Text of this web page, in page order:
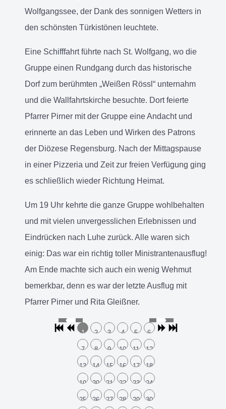
Wolfgangssee, der Dank des sonnigen Wetters in
den schönsten Türkistönen leuchtete.
Eine Schifffahrt führte nach St. Wolfgang, wo die
Gruppe einen Rundgang durch das historische
Dorf zum berühmten „Weißen Rössl“ unternahm
und die Wallfahrtskirche besuchte. Dort feierte
Pfarrer Pirner mit der Gruppe eine Andacht und
erinnerte an das Leben und Wirken des Patrons
der Diözese Regensburg. Nach der Mittagspause
in einer Pizzeria und Zeit zur freien Verfügung ging
es schließlich wieder Richtung Heimat.
Um 19 Uhr kehrte die ganze Gruppe wohlbehalten
und mit vielen unvergesslichen Erlebnissen und
Eindrücken nach Luhe zurück. Alle waren sich
einig: Das war ein richtig toller Ministrantenausflug!
Am Ende machte sich auch ein wenig Wehmut
bemerkbar, denn es war der letzte Ausflug mit
Pfarrer Pirner und Rita Gleißner.
1 2 3 4 5 6
7 8 9 10 11 12
13 14 15 16 17 18
19 20 21 22 23 24
25 26 27 28 29 30